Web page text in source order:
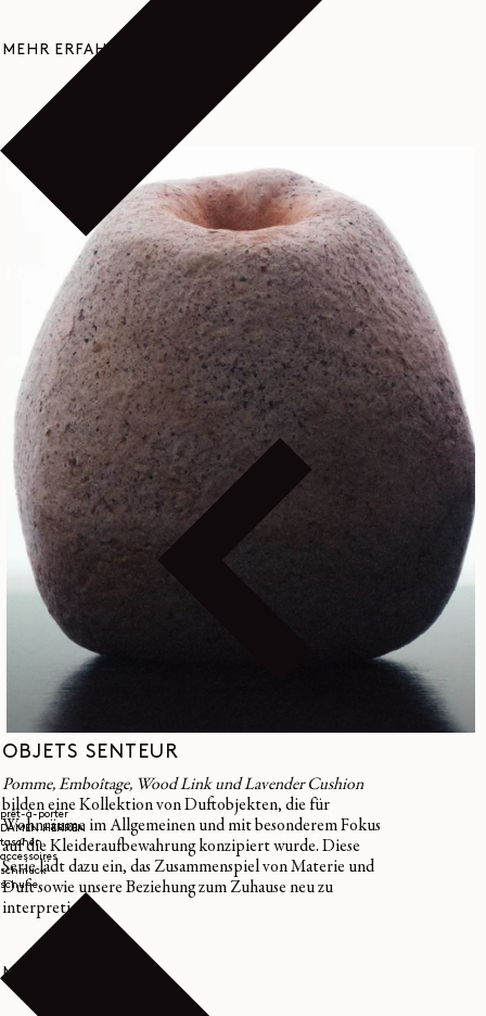
prêt-à-porter
DAMEN HERREN
taschen
accessoires
schmuck
schuhe
MEHR ERFAHREN
OBJETS SENTEUR
Pomme, Emboîtage, Wood Link und Lavender Cushion
bilden eine Kollektion von Duftobjekten, die für
Wohnräume im Allgemeinen und mit besonderem Fokus
auf die Kleideraufbewahrung konzipiert wurde. Diese
Serie lädt dazu ein, das Zusammenspiel von Materie und
Duft sowie unsere Beziehung zum Zuhause neu zu
interpretieren.
MEHR ERFAHREN